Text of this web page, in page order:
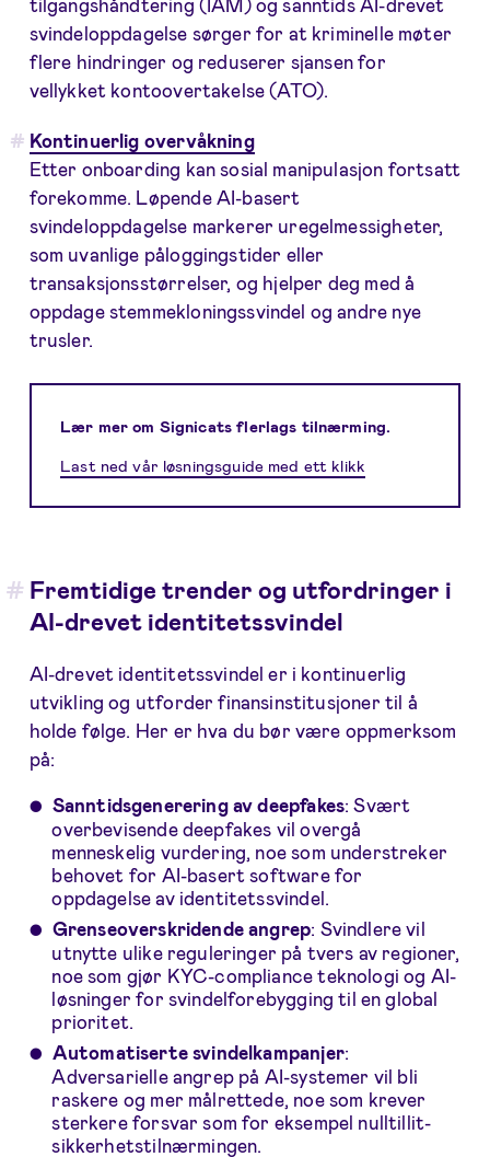
tilgangshåndtering (IAM) og sanntids AI-drevet
svindeloppdagelse sørger for at kriminelle møter
flere hindringer og reduserer sjansen for
vellykket kontoovertakelse (ATO).
Kontinuerlig overvåkning
Etter onboarding kan sosial manipulasjon fortsatt
forekomme. Løpende AI-basert
svindeloppdagelse markerer uregelmessigheter,
som uvanlige påloggingstider eller
transaksjonsstørrelser, og hjelper deg med å
oppdage stemmekloningssvindel og andre nye
trusler.
Lær mer om Signicats flerlags tilnærming.
Last ned vår løsningsguide med ett klikk
Fremtidige trender og utfordringer i
AI-drevet identitetssvindel
AI-drevet identitetssvindel er i kontinuerlig
utvikling og utforder finansinstitusjoner til å
holde følge. Her er hva du bør være oppmerksom
på:
Sanntidsgenerering av deepfakes: Svært
overbevisende deepfakes vil overgå
menneskelig vurdering, noe som understreker
behovet for AI-basert software for
oppdagelse av identitetssvindel.
Grenseoverskridende angrep: Svindlere vil
utnytte ulike reguleringer på tvers av regioner,
noe som gjør KYC-compliance teknologi og AI-
løsninger for svindelforebygging til en global
prioritet.
Automatiserte svindelkampanjer:
Adversarielle angrep på AI-systemer vil bli
raskere og mer målrettede, noe som krever
sterkere forsvar som for eksempel nulltillit-
sikkerhetstilnærmingen.